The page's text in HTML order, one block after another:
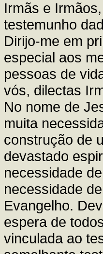
Irmãs e
testemunho
Dirijo-me em
especial aos
pessoas de
vós, dilectas
No nome de
muita
construção de
devastado
necessidade
necessidade
Evangelho.
espera de
vinculada ao